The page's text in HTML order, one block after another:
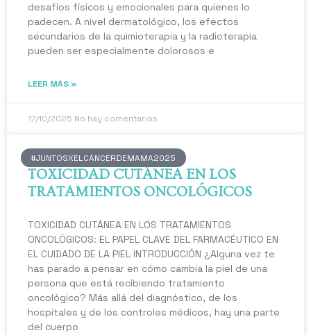
desafíos físicos y emocionales para quienes lo
padecen. A nivel dermatológico, los efectos
secundarios de la quimioterapia y la radioterapia
pueden ser especialmente dolorosos e
LEER MÁS »
17/10/2025 No hay comentarios
#JUNTOSXELCÁNCERDEMAMA2025
TOXICIDAD CUTÁNEA EN LOS
TRATAMIENTOS ONCOLÓGICOS
TOXICIDAD CUTÁNEA EN LOS TRATAMIENTOS
ONCOLÓGICOS: EL PAPEL CLAVE DEL FARMACÉUTICO EN
EL CUIDADO DE LA PIEL INTRODUCCIÓN ¿Alguna vez te
has parado a pensar en cómo cambia la piel de una
persona que está recibiendo tratamiento
oncológico? Más allá del diagnóstico, de los
hospitales y de los controles médicos, hay una parte
del cuerpo